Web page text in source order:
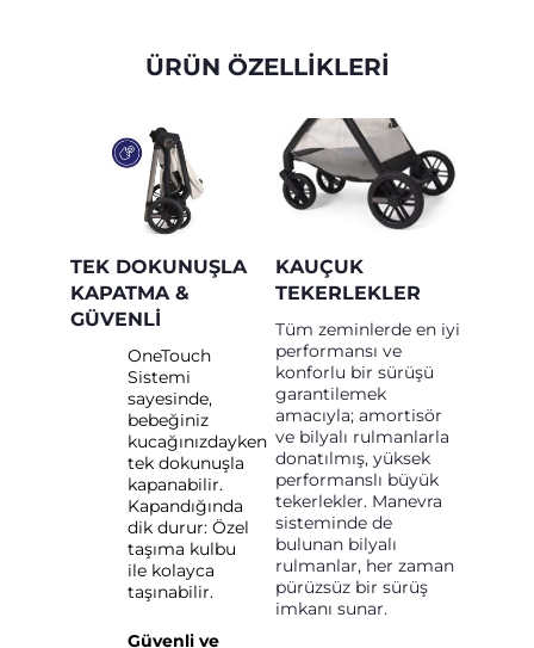
ÜRÜN ÖZELLİKLERİ
TEK DOKUNUŞLA
KAPATMA &
GÜVENLI
OneTouch
Sistemi
sayesinde,
bebeğiniz
kucağınızdayken
tek dokunuşla
kapanabilir.
Kapandığında
dik durur: Özel
taşıma kulbu
ile kolayca
taşınabilir.
Güvenli ve
KAUÇUK
TEKERLEKLER
Tüm zeminlerde en iyi
performansı ve
konforlu bir sürüşü
garantilemek
amacıyla; amortisör
ve bilyalı rulmanlarla
donatılmış, yüksek
performanslı büyük
tekerlekler. Manevra
sisteminde de
bulunan bilyalı
rulmanlar, her zaman
pürüzsüz bir sürüş
imkanı sunar.